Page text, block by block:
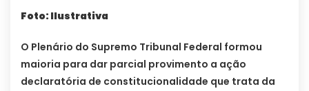
Foto: Ilustrativa
O Plenário do Supremo Tribunal Federal formou
maioria para dar parcial provimento a ação
declaratória de constitucionalidade que trata da